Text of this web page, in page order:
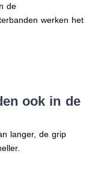
de
werken het
ook in de
langer, de grip